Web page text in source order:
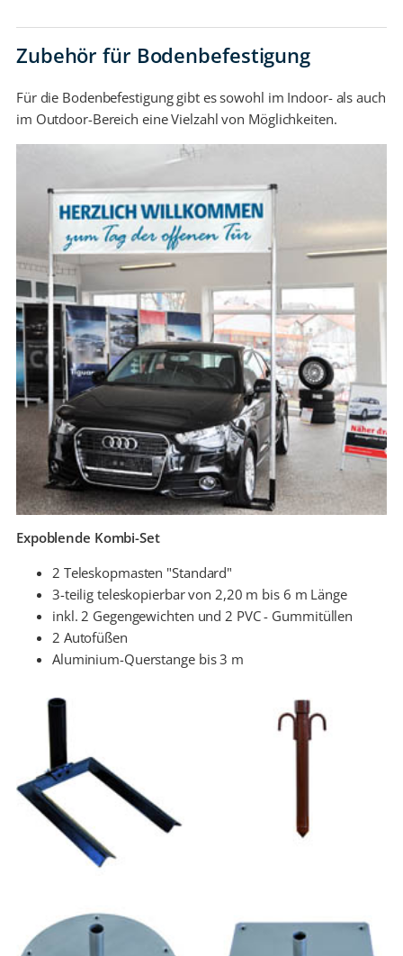
Zubehör für Bodenbefestigung
Für die Bodenbefestigung gibt es sowohl im Indoor- als auch
im Outdoor-Bereich eine Vielzahl von Möglichkeiten.
Expoblende Kombi-Set
2 Teleskopmasten "Standard"
3-teilig teleskopierbar von 2,20 m bis 6 m Länge
inkl. 2 Gegengewichten und 2 PVC - Gummitüllen
2 Autofüßen
Aluminium-Querstange bis 3 m